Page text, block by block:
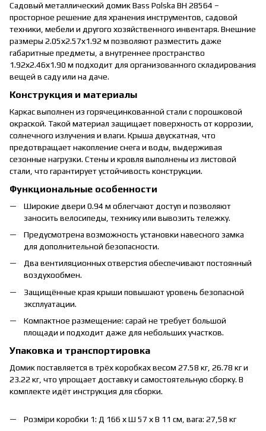
Садовый металлический домик Bass Polska BH 28564 –
просторное решение для хранения инструментов, садовой
техники, мебели и другого хозяйственного инвентаря. Внешние
размеры 2.05х2.57х1.92 м позволяют разместить даже
габаритные предметы, а внутреннее пространство
1.92х2.46х1.90 м подходит для организованного складирования
вещей в саду или на даче.
Конструкция и материалы
Каркас выполнен из горячецинкованной стали с порошковой
окраской. Такой материал защищает поверхность от коррозии,
солнечного излучения и влаги. Крыша двускатная, что
предотвращает накопление снега и воды, выдерживая
сезонные нагрузки. Стены и кровля выполнены из листовой
стали, что гарантирует устойчивость конструкции.
Функциональные особенности
Широкие двери 0.94 м облегчают доступ и позволяют
заносить велосипеды, технику или вывозить тележку.
Предусмотрена возможность установки навесного замка
для дополнительной безопасности.
Два вентиляционных отверстия обеспечивают постоянный
воздухообмен.
Защищённые края крыши повышают уровень безопасной
эксплуатации.
Компактное размещение: сарай не требует большой
площади и подходит даже для небольших участков.
Упаковка и транспортировка
Домик поставляется в трёх коробках весом 27.58 кг, 26.78 кг и
23.22 кг, что упрощает доставку и самостоятельную сборку. В
комплекте идёт инструкция для сборки.
Розміри коробки 1: Д 166 х Ш 57 х В 11 см, вага: 27,58 кг